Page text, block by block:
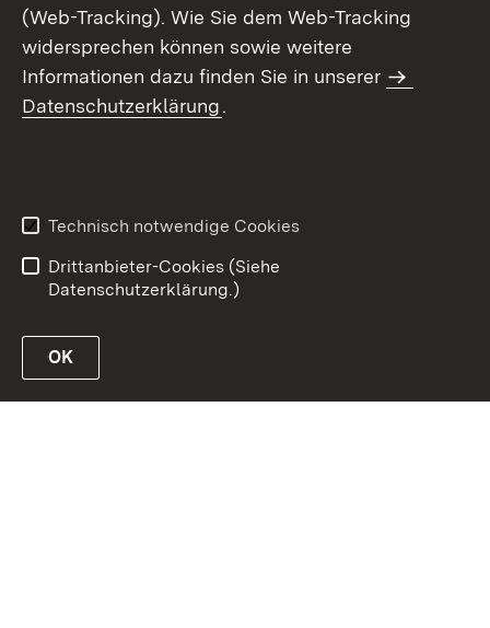
(Web-Tracking). Wie Sie dem Web-Tracking
widersprechen können sowie weitere
Informationen dazu finden Sie in unserer
Datenschutzerklärung.
Technisch notwendige Cookies
Drittanbieter-Cookies (Siehe
Datenschutzerklärung.)
OK